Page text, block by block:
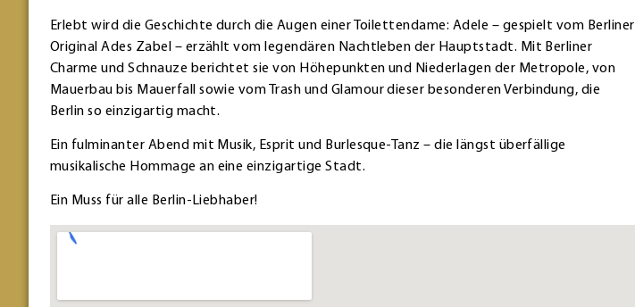
Erlebt wird die Geschichte durch die Augen einer Toilettendame: Adele – gespielt vom Berliner
Original Ades Zabel – erzählt vom legendären Nachtleben der Hauptstadt. Mit Berliner
Charme und Schnauze berichtet sie von Höhepunkten und Niederlagen der Metropole, von
Mauerbau bis Mauerfall sowie vom Trash und Glamour dieser besonderen Verbindung, die
Berlin so einzigartig macht.
Ein fulminanter Abend mit Musik, Esprit und Burlesque-Tanz – die längst überfällige
musikalische Hommage an eine einzigartige Stadt.
Ein Muss für alle Berlin-Liebhaber!